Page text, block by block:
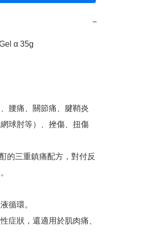
−
α 35g
腰痛、關節痛、腱鞘炎
球肘等）、挫傷、扭傷
的三重鎮痛配方，對付反
循環。
症狀，還適用於肌肉痛、